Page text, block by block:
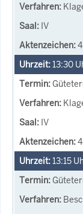
IV
13:30
IV
13:15